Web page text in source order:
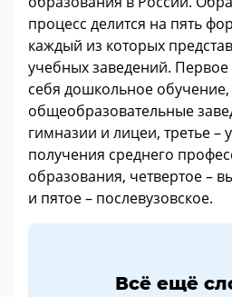
процесс делится на пять
каждый из которых
учебных заведений.
себя дошкольное обучение,
общеобразовательные
гимназии и лицеи, третье –
получения среднего
образования, четвертое –
и пятое – послевузовское.
Всё ещё